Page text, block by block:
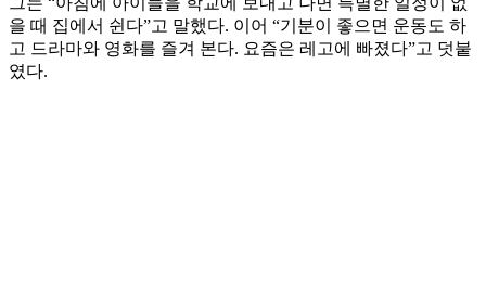
을 때 집에서 쉰다”고 말했다. 이어 “기분이 좋으면 운동도 하
고 드라마와 영화를 즐겨 본다. 요즘은 레고에 빠졌다”고 덧붙
였다.